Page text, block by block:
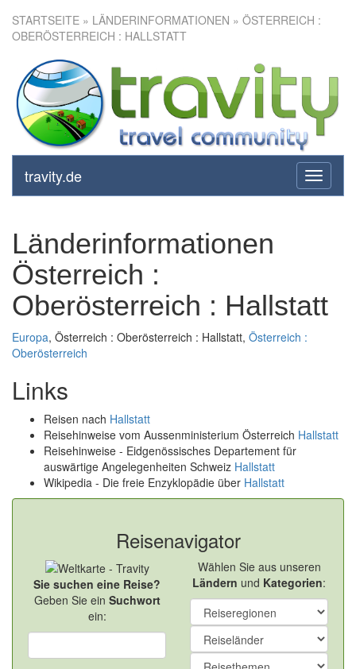
STARTSEITE » LÄNDERINFORMATIONEN » ÖSTERREICH :
OBERÖSTERREICH : HALLSTATT
toggle
travity.de
Länderinformationen
Österreich :
Oberösterreich : Hallstatt
Europa, Österreich : Oberösterreich : Hallstatt, Österreich :
Oberösterreich
Links
Reisen nach Hallstatt
Reisehinweise vom Aussenministerium Österreich Hallstatt
Reisehinweise - Eidgenössisches Departement für
auswärtige Angelegenheiten Schweiz Hallstatt
Wikipedia - Die freie Enzyklopädie über Hallstatt
Reisenavigator
Sie suchen eine Reise?
Geben Sie ein Suchwort
ein:
Wählen Sie aus unseren
Ländern und Kategorien: